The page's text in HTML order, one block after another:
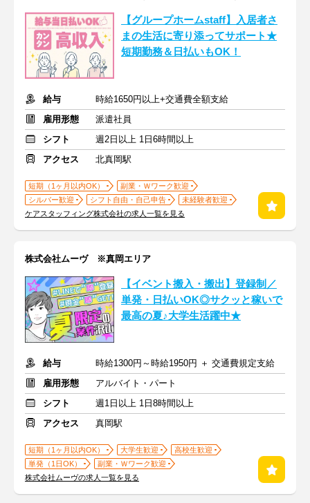
【グループホームstaff】入居者さ
まの生活に寄り添ってサポート★
短期勤務＆日払いもOK！
給与
時給1650円以上+交通費全額支給
雇用形態
派遣社員
シフト
週2日以上 1日6時間以上
アクセス
北真岡駅
短期（1ヶ月以内OK）
副業・Ｗワーク歓迎
シルバー歓迎
シフト自由・自己申告
未経験者歓迎
ケアスタッフィング株式会社の求人一覧を見る
株式会社ムーヴ ※真岡エリア
【イベント搬入・搬出】登録制／
単発・日払いOK◎サクッと稼いで
最高の夏♪大学生活躍中★
給与
時給1300円～時給1950円 ＋ 交通費規定支給
雇用形態
アルバイト・パート
シフト
週1日以上 1日8時間以上
アクセス
真岡駅
短期（1ヶ月以内OK） 大学生歓迎
高校生歓迎
単発（1日OK）
副業・Ｗワーク歓迎
株式会社ムーヴの求人一覧を見る